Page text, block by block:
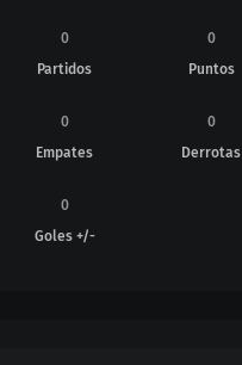
0
Partidos
0
Puntos
0
Empates
0
Derrotas
0
Goles +/-